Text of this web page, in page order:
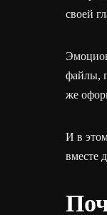
своей
файлы,
же
И в
вместе